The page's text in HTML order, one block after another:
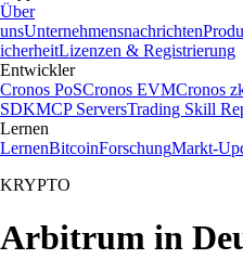
Über
unsUnternehmensnachrichten
icherheitLizenzen & Registrierung
Entwickler
Cronos PoSCronos EVMCronos
SDKMCP ServersTrading Skill
Lernen
LernenBitcoinForschungMarkt-
KRYPTO
Arbitrum in